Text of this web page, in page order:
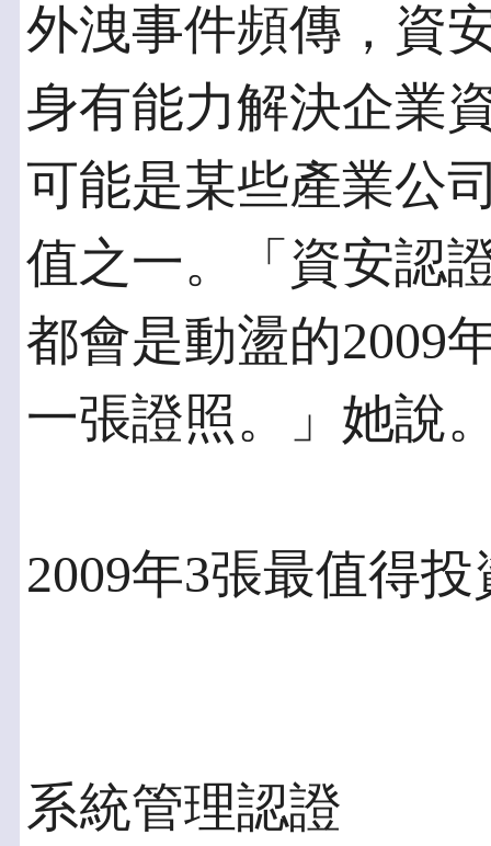
外洩事件頻傳，資
身有能力解決企業
可能是某些產業公
值之一。「資安認
都會是動盪的2009
一張證照。」她說
2009年3張最值得
系統管理認證